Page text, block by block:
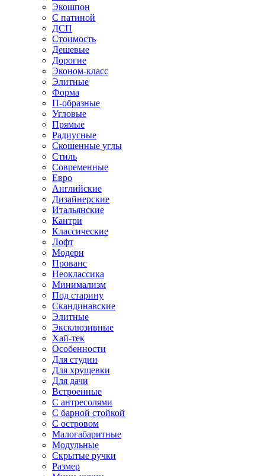
Экошпон
С патиной
ДСП
Стоимость
Дешевые
Дорогие
Эконом-класс
Элитные
Форма
П-образные
Угловые
Прямые
Радиусные
Скошенные углы
Стиль
Современные
Евро
Английские
Дизайнерские
Итальянские
Кантри
Классические
Лофт
Модерн
Прованс
Неоклассика
Минимализм
Под старину
Скандинавские
Элитные
Эксклюзивные
Хай-тек
Особенности
Для студии
Для хрущевки
Для дачи
Встроенные
С антресолями
С барной стойкой
С островом
Малогабаритные
Модульные
Скрытые ручки
Размер